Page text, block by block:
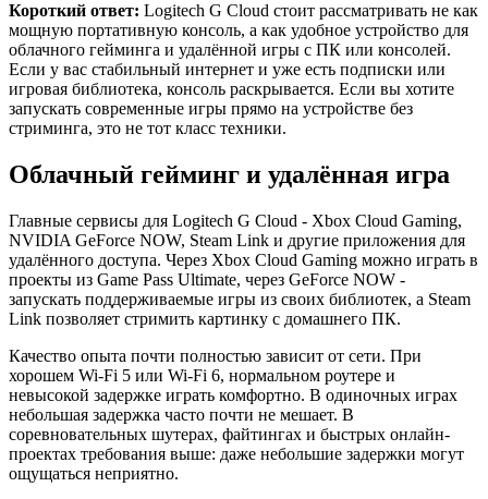
Короткий ответ: Logitech G Cloud стоит рассматривать не как
мощную портативную консоль, а как удобное устройство для
облачного гейминга и удалённой игры с ПК или консолей.
Если у вас стабильный интернет и уже есть подписки или
игровая библиотека, консоль раскрывается. Если вы хотите
запускать современные игры прямо на устройстве без
стриминга, это не тот класс техники.
Облачный гейминг и удалённая игра
Главные сервисы для Logitech G Cloud - Xbox Cloud Gaming,
NVIDIA GeForce NOW, Steam Link и другие приложения для
удалённого доступа. Через Xbox Cloud Gaming можно играть в
проекты из Game Pass Ultimate, через GeForce NOW -
запускать поддерживаемые игры из своих библиотек, а Steam
Link позволяет стримить картинку с домашнего ПК.
Качество опыта почти полностью зависит от сети. При
хорошем Wi-Fi 5 или Wi-Fi 6, нормальном роутере и
невысокой задержке играть комфортно. В одиночных играх
небольшая задержка часто почти не мешает. В
соревновательных шутерах, файтингах и быстрых онлайн-
проектах требования выше: даже небольшие задержки могут
ощущаться неприятно.